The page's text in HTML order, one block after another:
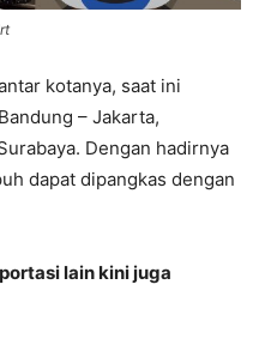
kotanya, saat ini
– Jakarta,
Dengan hadirnya
dapat dipangkas dengan
lain kini juga